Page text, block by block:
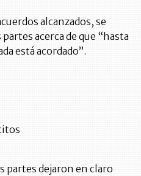
alcanzados, se
acerca de que “hasta
está acordado”.
partes dejaron en claro